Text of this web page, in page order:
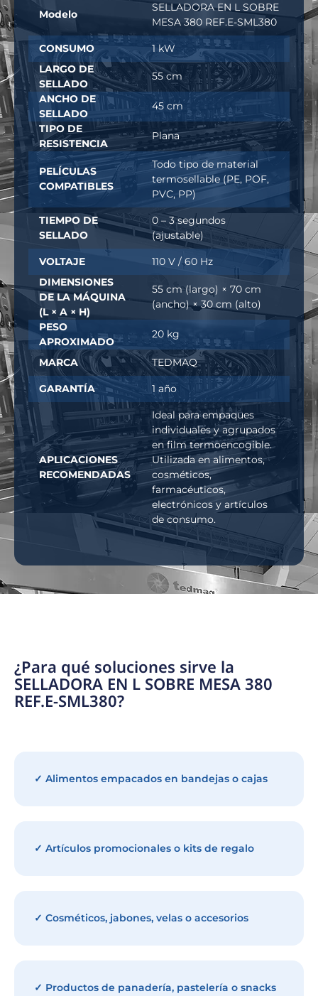
Modelo
SELLADORA EN L SOBRE
MESA 380 REF.E-SML380
CONSUMO
1 kW
LARGO DE
SELLADO
55 cm
ANCHO DE
SELLADO
45 cm
TIPO DE
RESISTENCIA
Plana
PELÍCULAS
COMPATIBLES
Todo tipo de material
termosellable (PE, POF,
PVC, PP)
TIEMPO DE
SELLADO
0 – 3 segundos
(ajustable)
VOLTAJE
110 V / 60 Hz
DIMENSIONES
DE LA MÁQUINA
(L × A × H)
55 cm (largo) × 70 cm
(ancho) × 30 cm (alto)
PESO
APROXIMADO
20 kg
MARCA TEDMAQ
GARANTÍA 1 año
APLICACIONES
RECOMENDADAS
Ideal para empaques
individuales y agrupados
en film termoencogible.
Utilizada en alimentos,
cosméticos,
farmacéuticos,
electrónicos y artículos
de consumo.
¿Para qué soluciones sirve la
SELLADORA EN L SOBRE MESA 380
REF.E-SML380?
✓ Alimentos empacados en bandejas o cajas
✓ Artículos promocionales o kits de regalo
✓ Cosméticos, jabones, velas o accesorios
✓ Productos de panadería, pastelería o snacks